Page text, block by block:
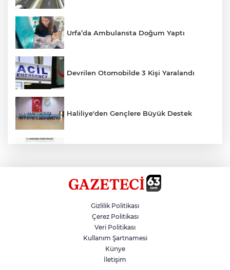
Urfa’da Ambulansta Doğum Yaptı
Devrilen Otomobilde 3 Kişi Yaralandı
Haliliye'den Gençlere Büyük Destek
Hikmet Başak’tan Ulaşım Çalışması
Atatürk Bulvarında Asfalt Yenileniyor
Gizlilik Politikası
Çerez Politikası
Veri Politikası
Kullanım Şartnamesi
Künye
İletişim